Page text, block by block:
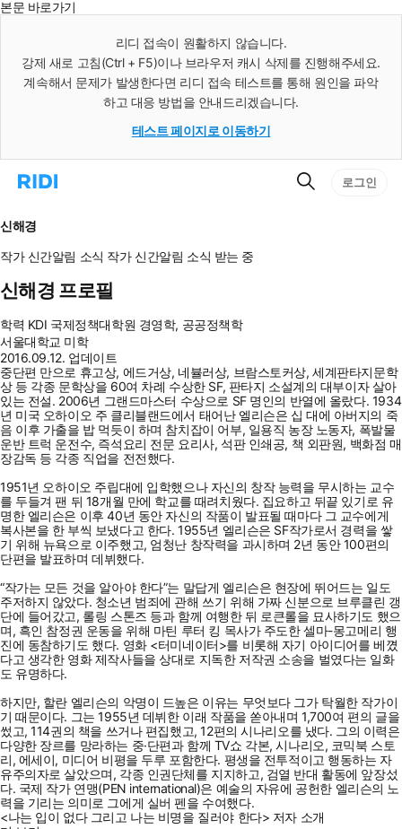
본문 바로가기
리디 접속이 원활하지 않습니다.
강제 새로 고침(Ctrl + F5)이나 브라우저 캐시 삭제를 진행해주세요.
계속해서 문제가 발생한다면 리디 접속 테스트를 통해 원인을 파악
하고 대응 방법을 안내드리겠습니다.
테스트 페이지로 이동하기
리
으
로
이
동
검
로그인
신해경
작가 신간알림 소식 작가 신간알림 소식 받는 중
신해경 프로필
학력 KDI 국제정책대학원 경영학, 공공정책학
서울대학교 미학
2016.09.12. 업데이트
중단편 만으로 휴고상, 에드거상, 네뷸러상, 브람스토커상, 세계판타지문학
상 등 각종 문학상을 60여 차례 수상한 SF, 판타지 소설계의 대부이자 살아
있는 전설. 2006년 그랜드마스터 수상으로 SF 명인의 반열에 올랐다. 1934
년 미국 오하이오 주 클리블랜드에서 태어난 엘리슨은 십 대에 아버지의 죽
음 이후 가출을 밥 먹듯이 하며 참치잡이 어부, 일용직 농장 노동자, 폭발물
운반 트럭 운전수, 즉석요리 전문 요리사, 석판 인쇄공, 책 외판원, 백화점 매
장감독 등 각종 직업을 전전했다.
1951년 오하이오 주립대에 입학했으나 자신의 창작 능력을 무시하는 교수
를 두들겨 팬 뒤 18개월 만에 학교를 때려치웠다. 집요하고 뒤끝 있기로 유
명한 엘리슨은 이후 40년 동안 자신의 작품이 발표될 때마다 그 교수에게
복사본을 한 부씩 보냈다고 한다. 1955년 엘리슨은 SF작가로서 경력을 쌓
기 위해 뉴욕으로 이주했고, 엄청난 창작력을 과시하며 2년 동안 100편의
단편을 발표하며 데뷔했다.
“작가는 모든 것을 알아야 한다”는 말답게 엘리슨은 현장에 뛰어드는 일도
주저하지 않았다. 청소년 범죄에 관해 쓰기 위해 가짜 신분으로 브루클린 갱
단에 들어갔고, 롤링 스톤즈 등과 함께 여행한 뒤 로큰롤을 묘사하기도 했으
며, 흑인 참정권 운동을 위해 마틴 루터 킹 목사가 주도한 셀마-몽고메리 행
진에 동참하기도 했다. 영화 <터미네이터>를 비롯해 자기 아이디어를 베꼈
다고 생각한 영화 제작사들을 상대로 지독한 저작권 소송을 벌였다는 일화
도 유명하다.
하지만, 할란 엘리슨의 악명이 드높은 이유는 무엇보다 그가 탁월한 작가이
기 때문이다. 그는 1955년 데뷔한 이래 작품을 쏟아내며 1,700여 편의 글을
썼고, 114권의 책을 쓰거나 편집했고, 12편의 시나리오를 냈다. 그의 이력은
다양한 장르를 망라하는 중·단편과 함께 TV쇼 각본, 시나리오, 코믹북 스토
리, 에세이, 미디어 비평을 두루 포함한다. 평생을 전투적이고 행동하는 자
유주의자로 살았으며, 각종 인권단체를 지지하고, 검열 반대 활동에 앞장섰
다. 국제 작가 연맹(PEN international)은 예술의 자유에 공헌한 엘리슨의 노
력을 기리는 의미로 그에게 실버 펜을 수여했다.
<나는 입이 없다 그리고 나는 비명을 질러야 한다> 저자 소개